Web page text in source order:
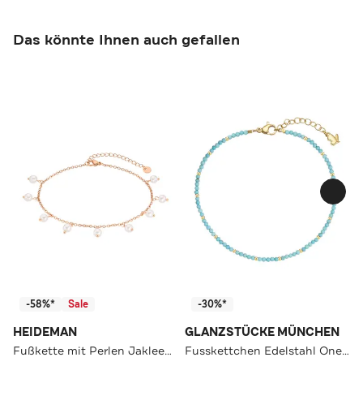
Das könnte Ihnen auch gefallen
-58%* Sale
HEIDEMAN
Fußkette mit Perlen Jakleen silberfarben poliert
-30%*
GLANZSTÜCKE MÜNCHEN
Fusskettchen Edelstahl OneColor